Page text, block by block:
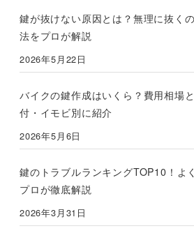
鍵が抜けない原因とは？無理に抜く
法をプロが解説
2026年5月22日
バイクの鍵作成はいくら？費用相場
付・イモビ別に紹介
2026年5月6日
鍵のトラブルランキングTOP10！よ
プロが徹底解説
2026年3月31日